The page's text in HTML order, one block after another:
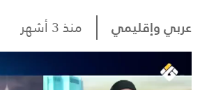
عربي وإقليمي منذ 3 أشهر